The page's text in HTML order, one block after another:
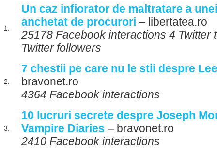
1.
Un caz infiorator de maltratare a
anchetat de procurori – libertatea.ro
25178 Facebook interactions 4 Twitter
Twitter followers
2.
7 chestii pe care nu le stii despre
bravonet.ro
4364 Facebook interactions
3.
10 lucruri secrete despre Joseph
Vampire Diaries – bravonet.ro
2410 Facebook interactions